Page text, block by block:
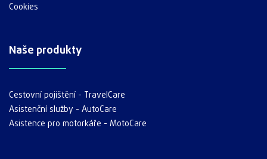
Cookies
Naše produkty
Cestovní pojištění - TravelCare
Asistenční služby - AutoCare
Asistence pro motorkáře - MotoCare